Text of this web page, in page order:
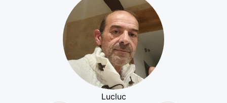
Lucluc